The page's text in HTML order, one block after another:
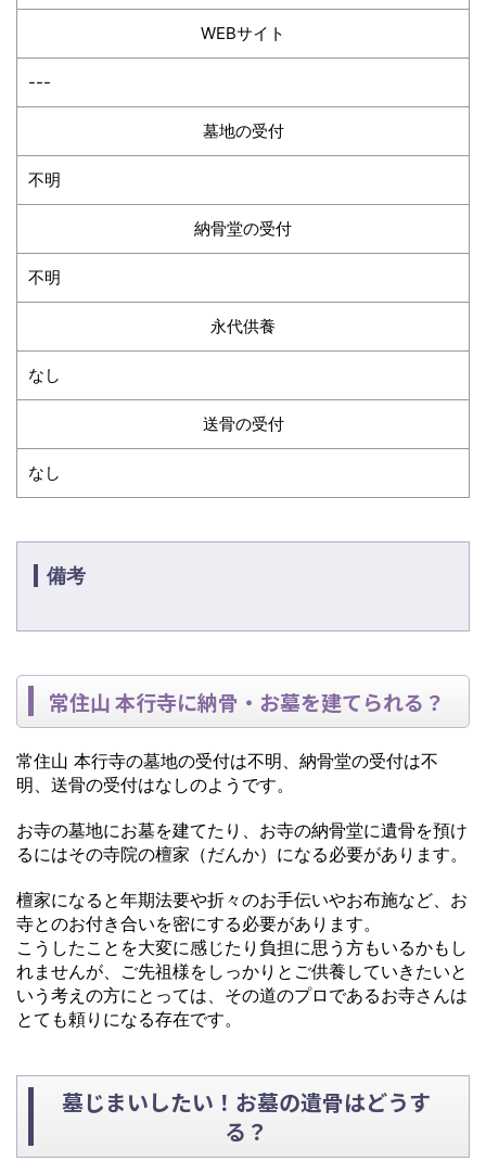
WEBサイト
---
墓地の受付
不明
納骨堂の受付
不明
永代供養
なし
送骨の受付
なし
備考
常住山 本行寺に納骨・お墓を建てられる？
常住山 本行寺の墓地の受付は不明、納骨堂の受付は不
明、送骨の受付はなしのようです。
お寺の墓地にお墓を建てたり、お寺の納骨堂に遺骨を預け
るにはその寺院の檀家（だんか）になる必要があります。
檀家になると年期法要や折々のお手伝いやお布施など、お
寺とのお付き合いを密にする必要があります。
こうしたことを大変に感じたり負担に思う方もいるかもし
れませんが、ご先祖様をしっかりとご供養していきたいと
いう考えの方にとっては、その道のプロであるお寺さんは
とても頼りになる存在です。
墓じまいしたい！お墓の遺骨はどうす
る？